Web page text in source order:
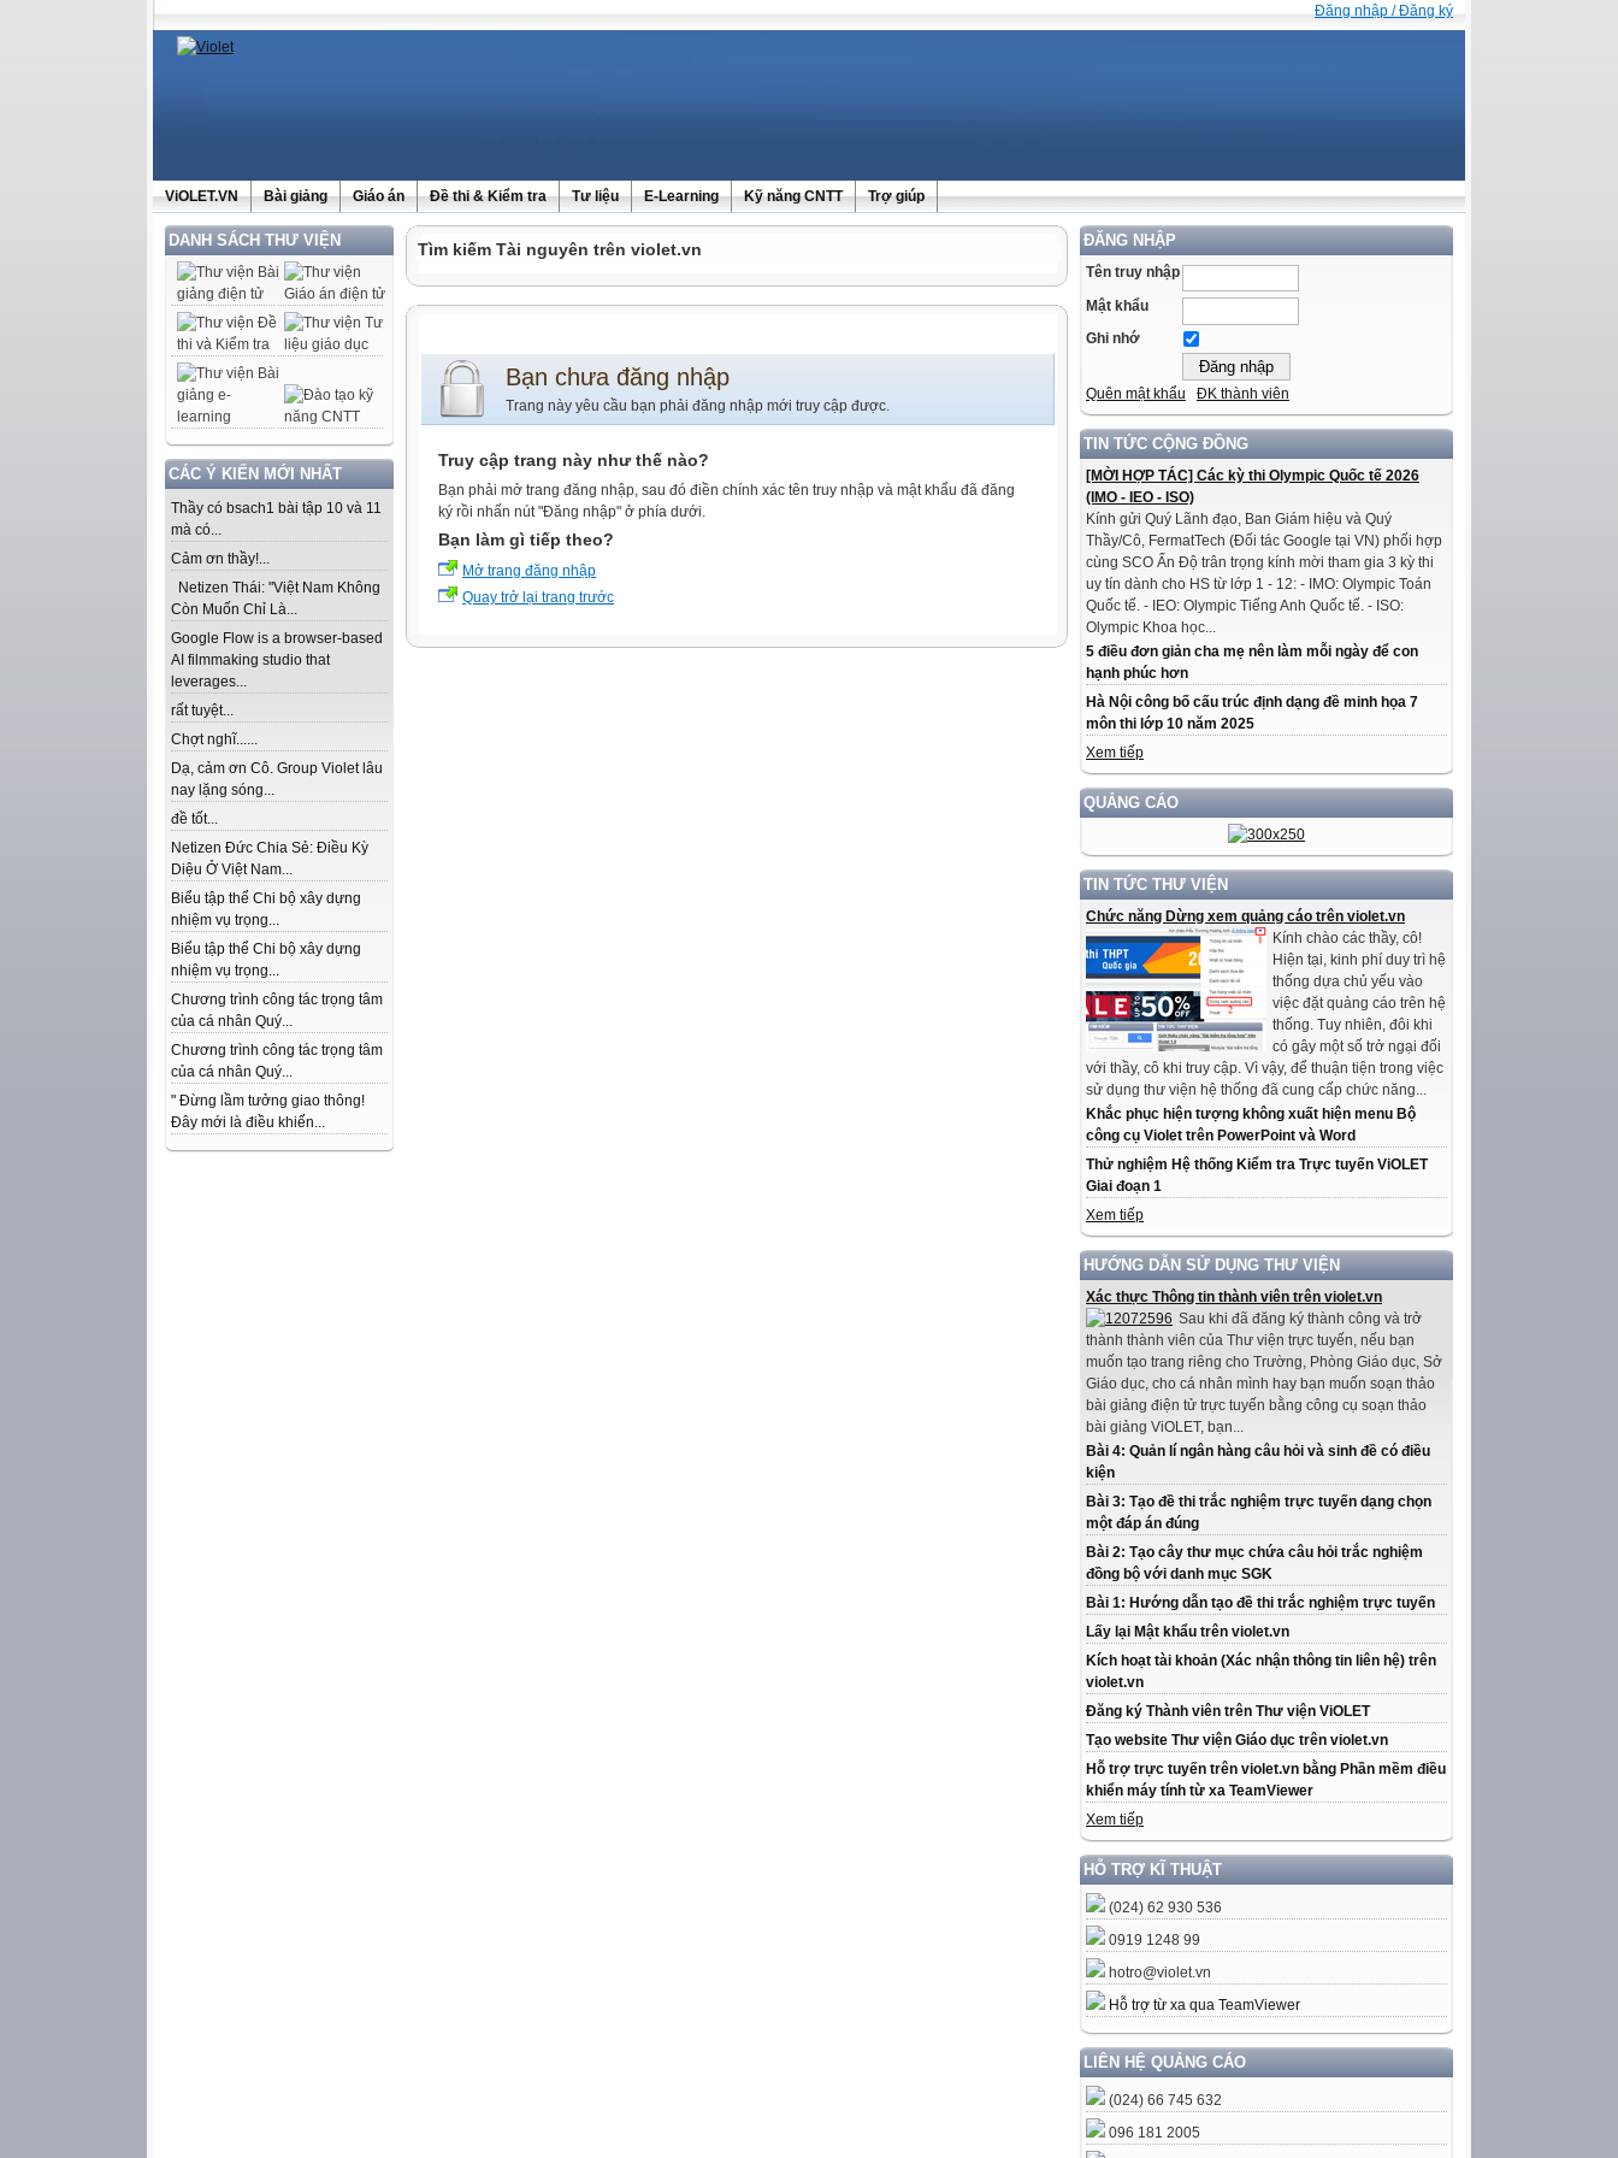
Đăng nhập / Đăng ký
ViOLET.VN Bài giảng Giáo án Đề thi & Kiểm tra Tư liệu E-Learning Kỹ năng CNTT Trợ giúp
DANH SÁCH THƯ VIỆN
CÁC Ý KIẾN MỚI NHẤT
Thầy có bsach1 bài tập 10 và 11
mà có...
Cảm ơn thầy!...
Netizen Thái: "Việt Nam Không
Còn Muốn Chỉ Là...
Google Flow is a browser-based
AI filmmaking studio that
leverages...
rất tuyệt...
Chợt nghĩ......
Dạ, cảm ơn Cô. Group Violet lâu
nay lặng sóng...
đề tốt...
Netizen Đức Chia Sẻ: Điều Kỳ
Diệu Ở Việt Nam...
Biểu tập thể Chi bộ xây dựng
nhiệm vụ trọng...
Biểu tập thể Chi bộ xây dựng
nhiệm vụ trọng...
Chương trình công tác trọng tâm
của cá nhân Quý...
Chương trình công tác trọng tâm
của cá nhân Quý...
" Đừng lầm tưởng giao thông!
Đây mới là điều khiến...
ĐĂNG NHẬP
Tên truy nhập
Mật khẩu
Ghi nhớ
Quên mật khẩu ĐK thành viên
TIN TỨC CỘNG ĐỒNG
[MỜI HỢP TÁC] Các kỳ thi Olympic Quốc tế 2026
(IMO - IEO - ISO)
Kính gửi Quý Lãnh đạo, Ban Giám hiệu và Quý
Thầy/Cô, FermatTech (Đối tác Google tại VN) phối hợp
cùng SCO Ấn Độ trân trọng kính mời tham gia 3 kỳ thi
uy tín dành cho HS từ lớp 1 - 12: - IMO: Olympic Toán
Quốc tế. - IEO: Olympic Tiếng Anh Quốc tế. - ISO:
Olympic Khoa học...
5 điều đơn giản cha mẹ nên làm mỗi ngày để con
hạnh phúc hơn
Hà Nội công bố cấu trúc định dạng đề minh họa 7
môn thi lớp 10 năm 2025
Xem tiếp
QUẢNG CÁO
TIN TỨC THƯ VIỆN
Chức năng Dừng xem quảng cáo trên violet.vn
Kính chào các thầy, cô!
Hiện tại, kinh phí duy trì hệ
thống dựa chủ yếu vào
việc đặt quảng cáo trên hệ
thống. Tuy nhiên, đôi khi
có gây một số trở ngại đối
với thầy, cô khi truy cập. Vì vậy, để thuận tiện trong việc
sử dụng thư viện hệ thống đã cung cấp chức năng...
Khắc phục hiện tượng không xuất hiện menu Bộ
công cụ Violet trên PowerPoint và Word
Thử nghiệm Hệ thống Kiểm tra Trực tuyến ViOLET
Giai đoạn 1
Xem tiếp
HƯỚNG DẪN SỬ DỤNG THƯ VIỆN
Xác thực Thông tin thành viên trên violet.vn
Sau khi đã đăng ký thành công và trở
thành thành viên của Thư viện trực tuyến, nếu bạn
muốn tạo trang riêng cho Trường, Phòng Giáo dục, Sở
Giáo dục, cho cá nhân mình hay bạn muốn soạn thảo
bài giảng điện tử trực tuyến bằng công cụ soạn thảo
bài giảng ViOLET, bạn...
Bài 4: Quản lí ngân hàng câu hỏi và sinh đề có điều
kiện
Bài 3: Tạo đề thi trắc nghiệm trực tuyến dạng chọn
một đáp án đúng
Bài 2: Tạo cây thư mục chứa câu hỏi trắc nghiệm
đồng bộ với danh mục SGK
Bài 1: Hướng dẫn tạo đề thi trắc nghiệm trực tuyến
Lấy lại Mật khẩu trên violet.vn
Kích hoạt tài khoản (Xác nhận thông tin liên hệ) trên
violet.vn
Đăng ký Thành viên trên Thư viện ViOLET
Tạo website Thư viện Giáo dục trên violet.vn
Hỗ trợ trực tuyến trên violet.vn bằng Phần mềm điều
khiển máy tính từ xa TeamViewer
Xem tiếp
HỖ TRỢ KĨ THUẬT
(024) 62 930 536
0919 1248 99
hotro@violet.vn
Hỗ trợ từ xa qua TeamViewer
LIÊN HỆ QUẢNG CÁO
(024) 66 745 632
096 181 2005
Tìm kiếm Tài nguyên trên violet.vn
Bạn chưa đăng nhập
Trang này yêu cầu bạn phải đăng nhập mới truy cập được.
Truy cập trang này như thế nào?
Bạn phải mở trang đăng nhập, sau đó điền chính xác tên truy nhập và mật khẩu đã đăng
ký rồi nhấn nút "Đăng nhập" ở phía dưới.
Bạn làm gì tiếp theo?
Mở trang đăng nhập
Quay trở lại trang trước